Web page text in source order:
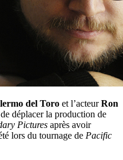
del Toro et l’acteurRon
déplacer la production de
Pictures après avoir
lors du tournage de Pacific